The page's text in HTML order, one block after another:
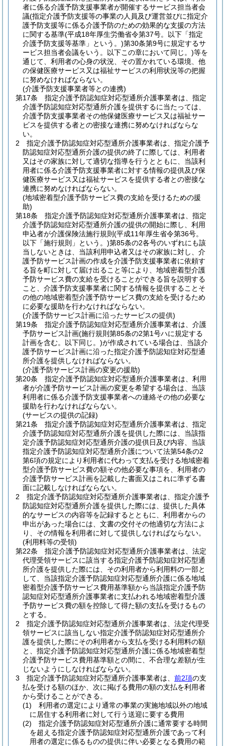
者に係る介護予防支援事業者が開催するサービス担当者会
議(指定介護予防支援等の事業の人員及び運営並びに指定介
護予防支援等に係る介護予防のための効果的な支援の方法
に関する基準(平成18年厚生労働省令第37号。以下「指定
介護予防支援等基準」という。)第30条第9号に規定するサ
ービス担当者会議をいう。以下この章において同じ。)等を
通じて、利用者の心身の状況、その置かれている環境、他
の保健医療サービス又は福祉サービスの利用状況等の把握
に努めなければならない。
(介護予防支援事業者等との連携)
第17条
指定介護予防認知症対応型通所介護事業者は、指定
介護予防認知症対応型通所介護を提供するに当たっては、
介護予防支援事業者その他保健医療サービス又は福祉サー
ビスを提供する者との密接な連携に努めなければならな
い。
2
指定介護予防認知症対応型通所介護事業者は、指定介護予
防認知症対応型通所介護の提供の終了に際しては、利用者
又はその家族に対して適切な指導を行うとともに、当該利
用者に係る介護予防支援事業者に対する情報の提供及び保
健医療サービス又は福祉サービスを提供する者との密接な
連携に努めなければならない。
(地域密着型介護予防サービス費の支給を受けるための援
助)
第18条
指定介護予防認知症対応型通所介護事業者は、指定
介護予防認知症対応型通所介護の提供の開始に際し、利用
申込者が介護保険法施行規則 (平成11年厚生省令第36号。
以下「施行規則」という。)第85条の2各号のいずれにも該
当しないときは、当該利用申込者又はその家族に対し、介
護予防サービス計画の作成を介護予防支援事業者に依頼す
る旨を町に対して届け出ること等により、地域密着型介護
予防サービス費の支給を受けることができる旨を説明する
こと、介護予防支援事業者に関する情報を提供することそ
の他の地域密着型介護予防サービス費の支給を受けるため
に必要な援助を行わなければならない。
(介護予防サービス計画に沿ったサービスの提供)
第19条
指定介護予防認知症対応型通所介護事業者は、介護
予防サービス計画(施行規則第85条の2第1号ハに規定する
計画を含む。以下同じ。)が作成されている場合は、当該介
護予防サービス計画に沿った指定介護予防認知症対応型通
所介護を提供しなければならない。
(介護予防サービス計画の変更の援助)
第20条
指定介護予防認知症対応型通所介護事業者は、利用
者が介護予防サービス計画の変更を希望する場合は、当該
利用者に係る介護予防支援事業者への連絡その他の必要な
援助を行わなければならない。
(サービスの提供の記録)
第21条
指定介護予防認知症対応型通所介護事業者は、指定
介護予防認知症対応型通所介護を提供した際には、当該指
定介護予防認知症対応型通所介護の提供日及び内容、当該
指定介護予防認知症対応型通所介護について法第54条の2
第6項の規定により利用者に代わって支払を受ける地域密着
型介護予防サービス費の額その他必要な事項を、利用者の
介護予防サービス計画を記載した書面又はこれに準ずる書
面に記載しなければならない。
2
指定介護予防認知症対応型通所介護事業者は、指定介護予
防認知症対応型通所介護を提供した際には、提供した具体
的なサービスの内容等を記録するとともに、利用者からの
申出があった場合には、文書の交付その他適切な方法によ
り、その情報を利用者に対して提供しなければならない。
(利用料等の受領)
第22条
指定介護予防認知症対応型通所介護事業者は、法定
代理受領サービスに該当する指定介護予防認知症対応型通
所介護を提供した際には、その利用者から利用料の一部と
して、当該指定介護予防認知症対応型通所介護に係る地域
密着型介護予防サービス費用基準額から当該指定介護予防
認知症対応型通所介護事業者に支払われる地域密着型介護
予防サービス費の額を控除して得た額の支払を受けるもの
とする。
2
指定介護予防認知症対応型通所介護事業者は、法定代理受
領サービスに該当しない指定介護予防認知症対応型通所介
護を提供した際にその利用者から支払を受ける利用料の額
と、指定介護予防認知症対応型通所介護に係る地域密着型
介護予防サービス費用基準額との間に、不合理な差額が生
じないようにしなければならない。
3
指定介護予防認知症対応型通所介護事業者は、 前2項の支
払を受ける額のほか、次に掲げる費用の額の支払を利用者
から受けることができる。
(1)
利用者の選定により通常の事業の実施地域以外の地域
に居住する利用者に対して行う送迎に要する費用
(2)
指定介護予防認知症対応型通所介護に通常要する時間
を超える指定介護予防認知症対応型通所介護であって利
用者の選定に係るものの提供に伴い必要となる費用の範